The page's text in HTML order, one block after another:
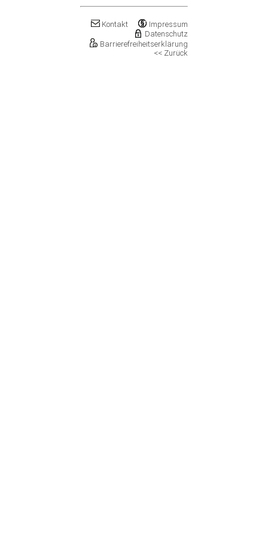
Klostermansfeld
Könnern, Stadt
Köthen (Anhalt), Stadt
Impressum
Kontakt
Datenschutz
Barrierefreiheitserklärung
<< Zurück